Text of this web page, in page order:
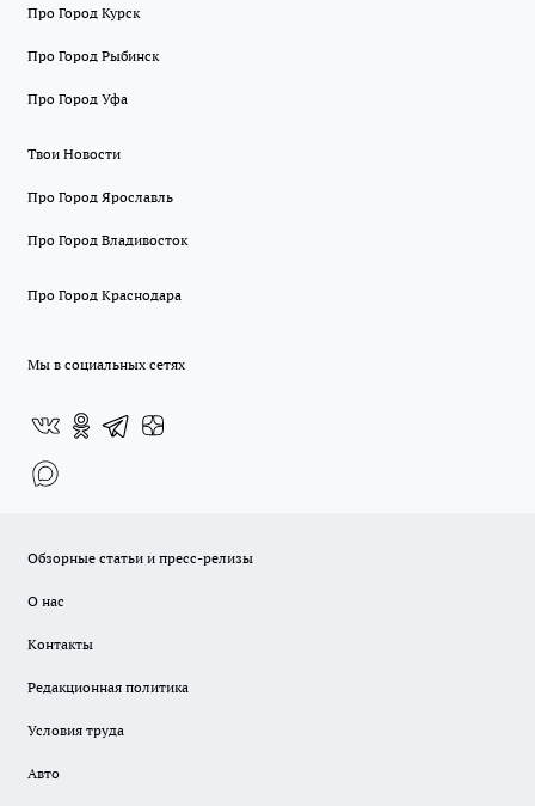
Про Город Курск
Про Город Рыбинск
Про Город Уфа
Твои Новости
Про Город Ярославль
Про Город Владивосток
Про Город Краснодара
Мы в социальных сетях
Обзорные статьи и пресс-релизы
О нас
Контакты
Редакционная политика
Условия труда
Авто